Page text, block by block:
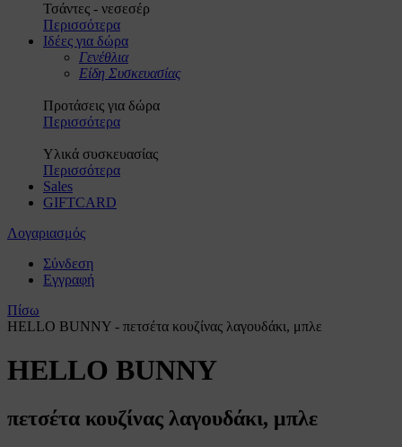
Τσάντες - νεσεσέρ
Περισσότερα
Ιδέες για δώρα
Γενέθλια
Είδη Συσκευασίας
Προτάσεις για δώρα
Περισσότερα
Υλικά συσκευασίας
Περισσότερα
Sales
GIFTCARD
Λογαριασμός
Σύνδεση
Εγγραφή
Πίσω
HELLO BUNNY - πετσέτα κουζίνας λαγουδάκι, μπλε
HELLO BUNNY
πετσέτα κουζίνας λαγουδάκι, μπλε